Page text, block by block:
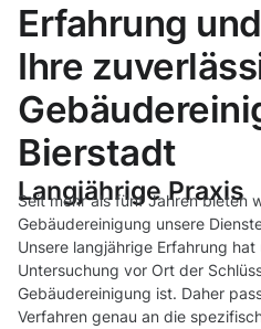
Erfahrung
Ihre
Bierstadt
Langjährige Praxis
Seit mehr als fünf Jahren bieten
Gebäudereinigung unsere
Unsere langjährige Erfahrung
Untersuchung vor Ort der
Gebäudereinigung ist. Daher
Verfahren genau an die